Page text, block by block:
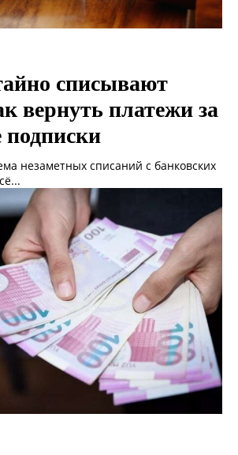
списывают
вернуть платежи за
незаметных списаний с банковских